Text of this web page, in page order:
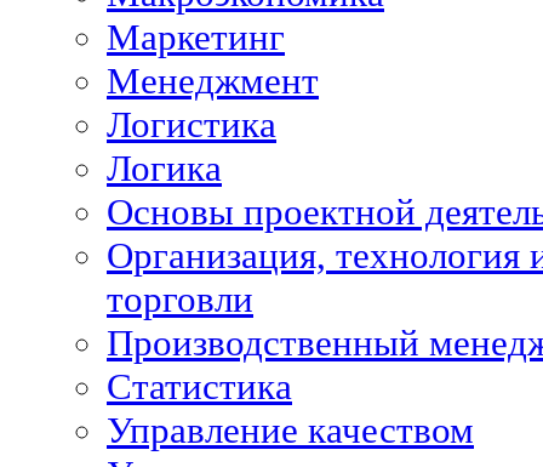
Маркетинг
Менеджмент
Логистика
Логика
Основы проектной
Организация, технология
торговли
Производственный
Статистика
Управление качеством